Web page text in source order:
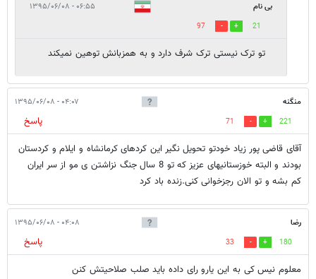
بی نام ۰۶:۵۵ - ۱۳۹۵/۰۶/۰۸
21
97
تو ترک نیستی ترک شرف دارد و به همزبانش توهین نمیکند
منگنه ۰۴:۰۷ - ۱۳۹۵/۰۶/۰۸
221
71
پاسخ
آقای قاضی پور زیاد خودتو تحویل نگیر این کردهای کرمانشاه و ایلام و کردستان
بودند و البته خوزستانیهای عزیز که تو 8 سال جنگ نزاشتن ی مو از سر ایران
کم بشه و تو الان رجزخوانی کنی.زنده باد کرد
رضا ۰۴:۰۸ - ۱۳۹۵/۰۶/۰۸
180
33
پاسخ
معلوم نیس کی به این یارو رای داده باید صلب صلاحیتش کنن